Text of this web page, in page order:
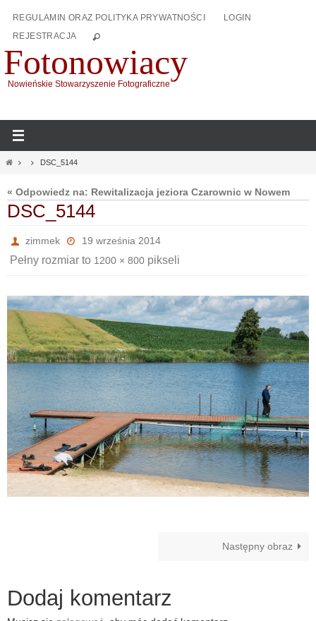
treści
REGULAMIN ORAZ POLITYKA PRYWATNOŚCI
LOGIN
REJESTRACJA
Fotonowiacy
Nowieńskie Stowarzyszenie Fotograficzne
Home DSC_5144
« Odpowiedz na: Rewitalizacja jeziora Czarownic w Nowem
DSC_5144
zimmek 19 września 2014
Pełny rozmiar to 1200 × 800 pikseli
Następny obraz
Dodaj komentarz